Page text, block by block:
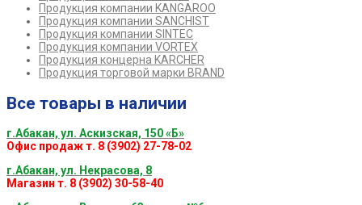
Продукция компании KANGAROO
Продукция компании SANCHIST
Продукция компании SINTEC
Продукция компании VORTEX
Продукция концерна KARCHER
Продукция торговой марки BRAND
Все товары в наличии
г.Абакан, ул. Аскизская, 150 «Б»
Офис продаж т. 8 (3902) 27-78-02
г.Абакан, ул. Некрасова, 8
Магазин т. 8 (3902) 30-58-40